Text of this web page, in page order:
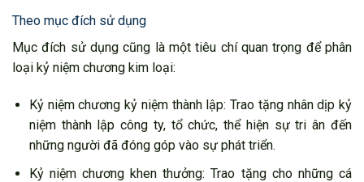
Theo mục đích sử dụng
Mục đích sử dụng cũng là một tiêu chí quan trọng để phân
loại kỷ niệm chương kim loại:
Kỷ niệm chương kỷ niệm thành lập: Trao tặng nhân dịp kỷ
niệm thành lập công ty, tổ chức, thể hiện sự tri ân đến
những người đã đóng góp vào sự phát triển.
Kỷ niệm chương khen thưởng: Trao tặng cho những cá